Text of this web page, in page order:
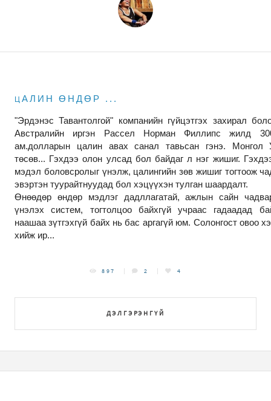
Ц АЛИН ӨНДӨР ...
"Эрдэнэс Тавантолгой" компанийн гүйцэтгэх захирал
Австралийн иргэн Рассел Норман Филлипс жилд
ам.долларын цалин авах санал тавьсан гэнэ. Монгол
төсөв... Гэхдээ олон улсад бол байдаг л нэг жишиг.
мэдэл боловсролыг үнэлж, цалингийн зөв жишиг тогтоож
эвэртэн туурайтнуудад бол хэцүүхэн тулган шаардалт.
Өнөөдөр өндөр мэдлэг дадллагатай, ажлын сайн
үнэлэх систем, тогтолцоо байхгүй учраас гадаадад
наашаа зүтгэхгүй байх нь бас аргагүй юм. Солонгост овоо
хийж ир...
ДЭЛГЭРЭНГҮЙ
897 2 4